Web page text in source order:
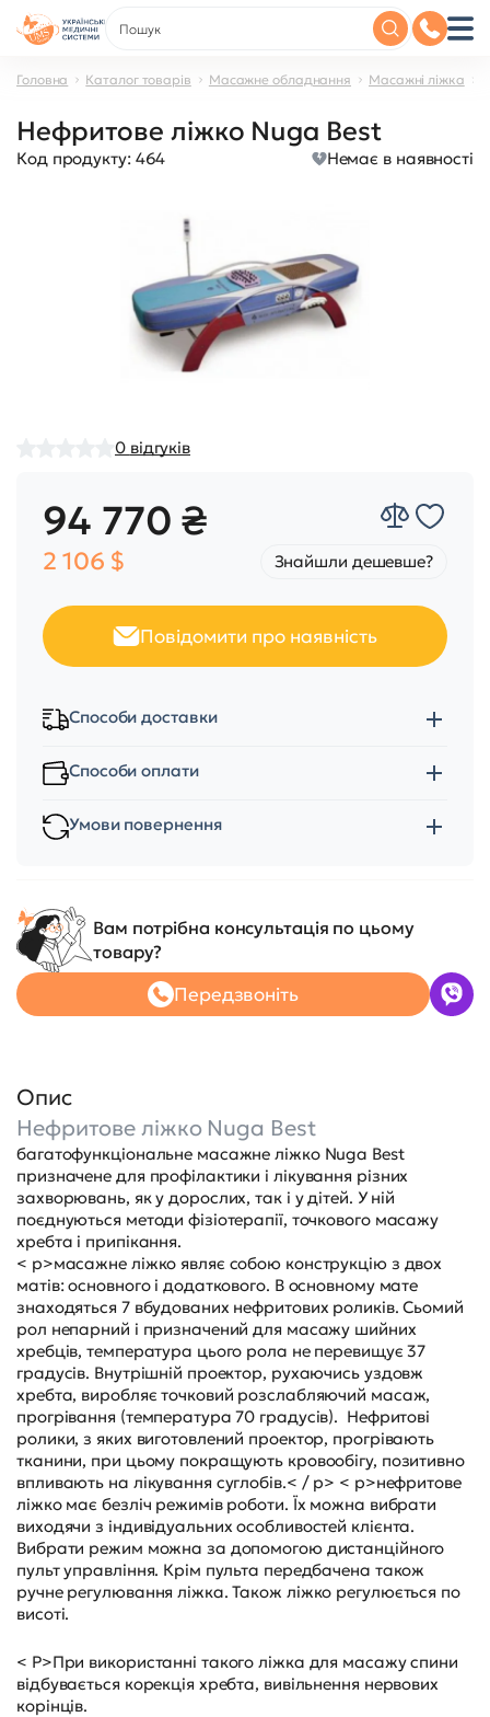
Головна Каталог товарів Масажне обладнання Масажні ліжка
Нефритове ліжко Nuga Best
Код продукту: 464 Немає в наявності
0 відгуків
94 770 ₴
2 106 $ Знайшли дешевше?
Повідомити про наявність
Способи доставки
Способи оплати
Умови повернення
Вам потрібна консультація по цьому
товару?
Передзвоніть
Опис
Нефритове ліжко Nuga Best
багатофункціональне масажне ліжко Nuga Best
призначене для профілактики і лікування різних
захворювань, як у дорослих, так і у дітей. У ній
поєднуються методи фізіотерапії, точкового масажу
хребта і припікання.
< p>масажне ліжко являє собою конструкцію з двох
матів: основного і додаткового. В основному мате
знаходяться 7 вбудованих нефритових роликів. Сьомий
рол непарний і призначений для масажу шийних
хребців, температура цього рола не перевищує 37
градусів. Внутрішній проектор, рухаючись уздовж
хребта, виробляє точковий розслабляючий масаж,
прогрівання (температура 70 градусів). Нефритові
ролики, з яких виготовлений проектор, прогрівають
тканини, при цьому покращують кровообігу, позитивно
впливають на лікування суглобів.< / p> < p>нефритове
ліжко має безліч режимів роботи. Їх можна вибрати
виходячи з індивідуальних особливостей клієнта.
Вибрати режим можна за допомогою дистанційного
пульт управління. Крім пульта передбачена також
ручне регулювання ліжка. Також ліжко регулюється по
висоті.
< P>При використанні такого ліжка для масажу спини
відбувається корекція хребта, вивільнення нервових
корінців.